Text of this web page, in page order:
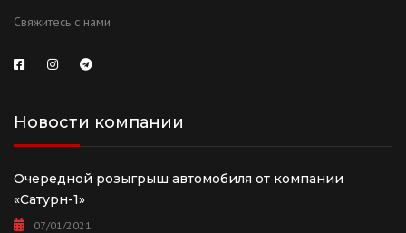
Свяжитесь с нами
Новости компании
Очередной розыгрыш автомобиля от компании
«Сатурн-1»
07/01/2021